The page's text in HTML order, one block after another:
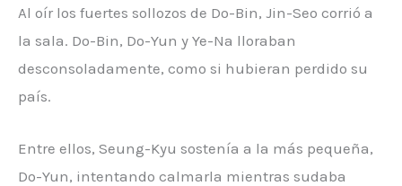
Al oír los fuertes sollozos de Do-Bin, Jin-Seo corrió a
la sala. Do-Bin, Do-Yun y Ye-Na lloraban
desconsoladamente, como si hubieran perdido su
país.
Entre ellos, Seung-Kyu sostenía a la más pequeña,
Do-Yun, intentando calmarla mientras sudaba